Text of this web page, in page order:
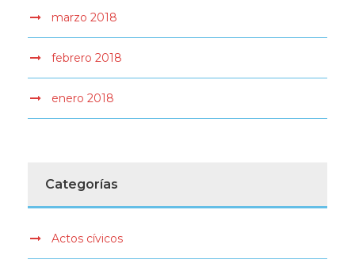
marzo 2018
febrero 2018
enero 2018
Categorías
Actos cívicos